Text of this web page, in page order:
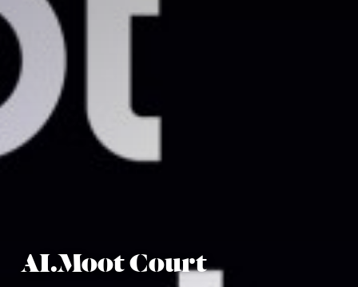
AI.Moot Court